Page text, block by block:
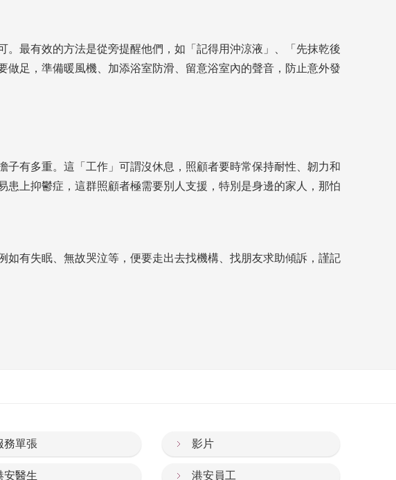
。最有效的方法是從旁提醒他們，如「記得用沖涼液」、「先抹乾後
做足，準備暖風機、加添浴室防滑、留意浴室內的聲音，防止意外發
子有多重。這「工作」可謂沒休息，照顧者要時常保持耐性、韌力和
患上抑鬱症，這群照顧者極需要別人支援，特別是身邊的家人，那怕
如有失眠、無故哭泣等，便要走出去找機構、找朋友求助傾訴，謹記
務單張 影片
安醫生 港安員工